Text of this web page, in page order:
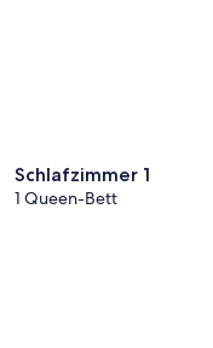
Schlafzimmer 1
1 Queen-Bett